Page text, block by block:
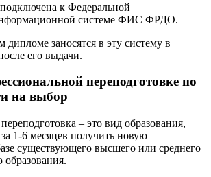
к Федеральной
системе ФИС ФРДО.
заносятся в эту систему в
его выдачи.
переподготовке по
на выбор
– это вид образования,
1-6 месяцев получить новую
существующего высшего или среднего
образования.